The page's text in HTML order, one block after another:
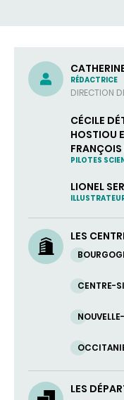
RÉDACTRICE
DIRECTION
CÉCILE
HOSTIOU
PILOTES
LIONEL
LES
CENTRE-
LES